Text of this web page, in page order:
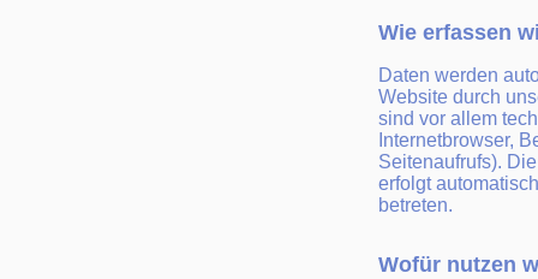
Wie erfassen
Daten werden
Website durch
sind vor allem
Internetbrowser,
Seitenaufrufs).
erfolgt
betreten.
Wofür nutzen